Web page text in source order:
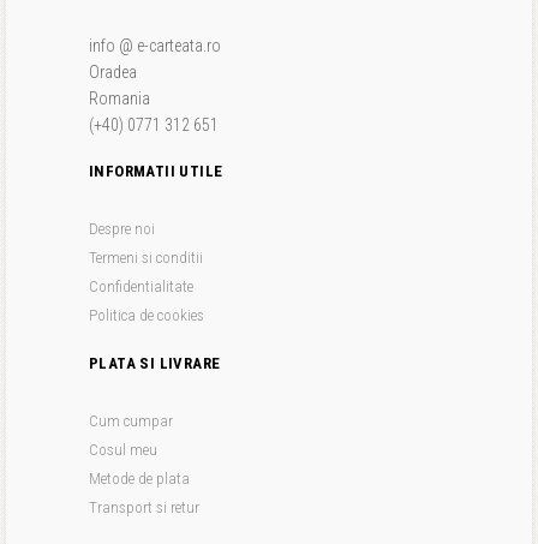
info @ e-carteata.ro
Oradea
Romania
(+40) 0771 312 651
INFORMATII UTILE
Despre noi
Termeni si conditii
Confidentialitate
Politica de cookies
PLATA SI LIVRARE
Cum cumpar
Cosul meu
Metode de plata
Transport si retur